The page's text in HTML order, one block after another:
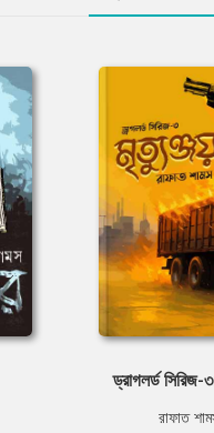
ড্রাগলর্ড সিরিজ-
রাফাত